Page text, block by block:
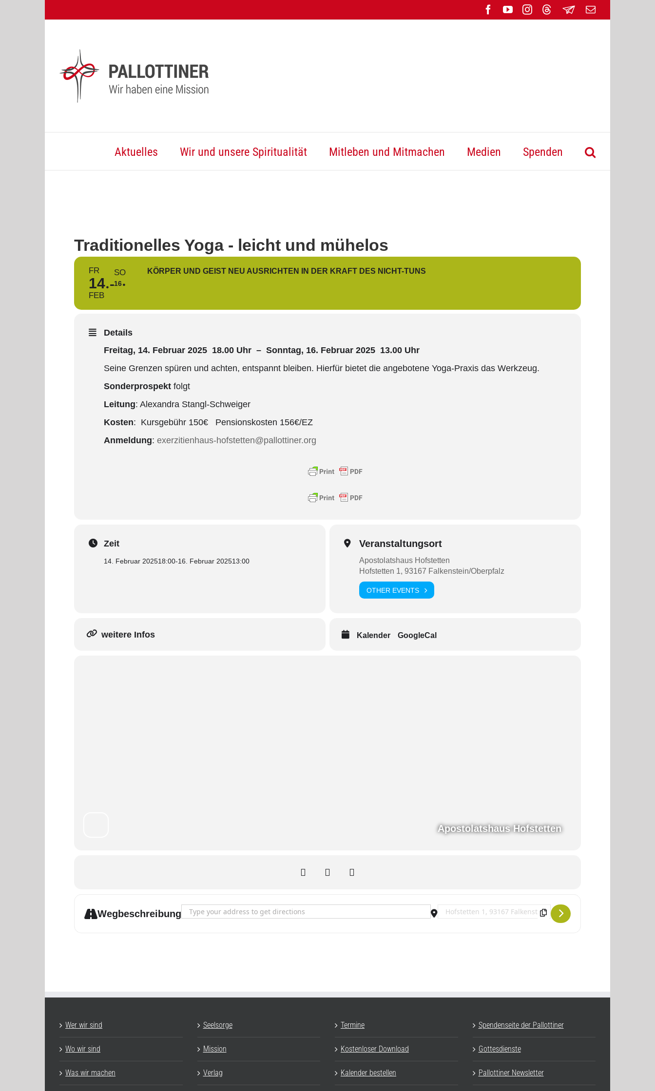
Facebook
YouTubeInstagram
Threads
Newsletter
E-
Mail
Aktuelles Wir und unsere Spiritualität Mitleben und Mitmachen Medien Spenden
Traditionelles Yoga - leicht und mühelos
FR
14
FEB
SO
16
KÖRPER UND GEIST NEU AUSRICHTEN IN DER KRAFT DES NICHT-TUNS
Details
Freitag, 14. Februar 2025 18.00 Uhr – Sonntag, 16. Februar 2025 13.00 Uhr
Seine Grenzen spüren und achten, entspannt bleiben. Hierfür bietet die angebotene Yoga-Praxis das Werkzeug.
Sonderprospekt folgt
Leitung: Alexandra Stangl-Schweiger
Kosten: Kursgebühr 150€ Pensionskosten 156€/EZ
Anmeldung: exerzitienhaus-hofstetten@pallottiner.org
Zeit
14. Februar 202518:00-16. Februar 202513:00
Veranstaltungsort
Apostolatshaus Hofstetten
Hofstetten 1, 93167 Falkenstein/Oberpfalz
OTHER EVENTS
weitere Infos Kalender GoogleCal
Apostolatshaus Hofstetten
Wegbeschreibung Address - Traditionelles Yoga - leicht und mühelos [] Destination Address - Traditionelles Yoga - leicht und mühelos []
Wer wir sind
Wo wir sind
Was wir machen
Seelsorge
Mission
Verlag
Termine
Kostenloser Download
Kalender bestellen
Spendenseite der Pallottiner
Gottesdienste
Pallottiner Newsletter